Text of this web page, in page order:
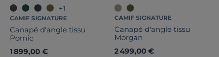
+1
CAMIF SIGNATURE
Canapé d'angle tissu
Pornic
1 899,00 €
CAMIF SIGNATURE
Canapé d'angle tissu
Morgan
2 499,00 €